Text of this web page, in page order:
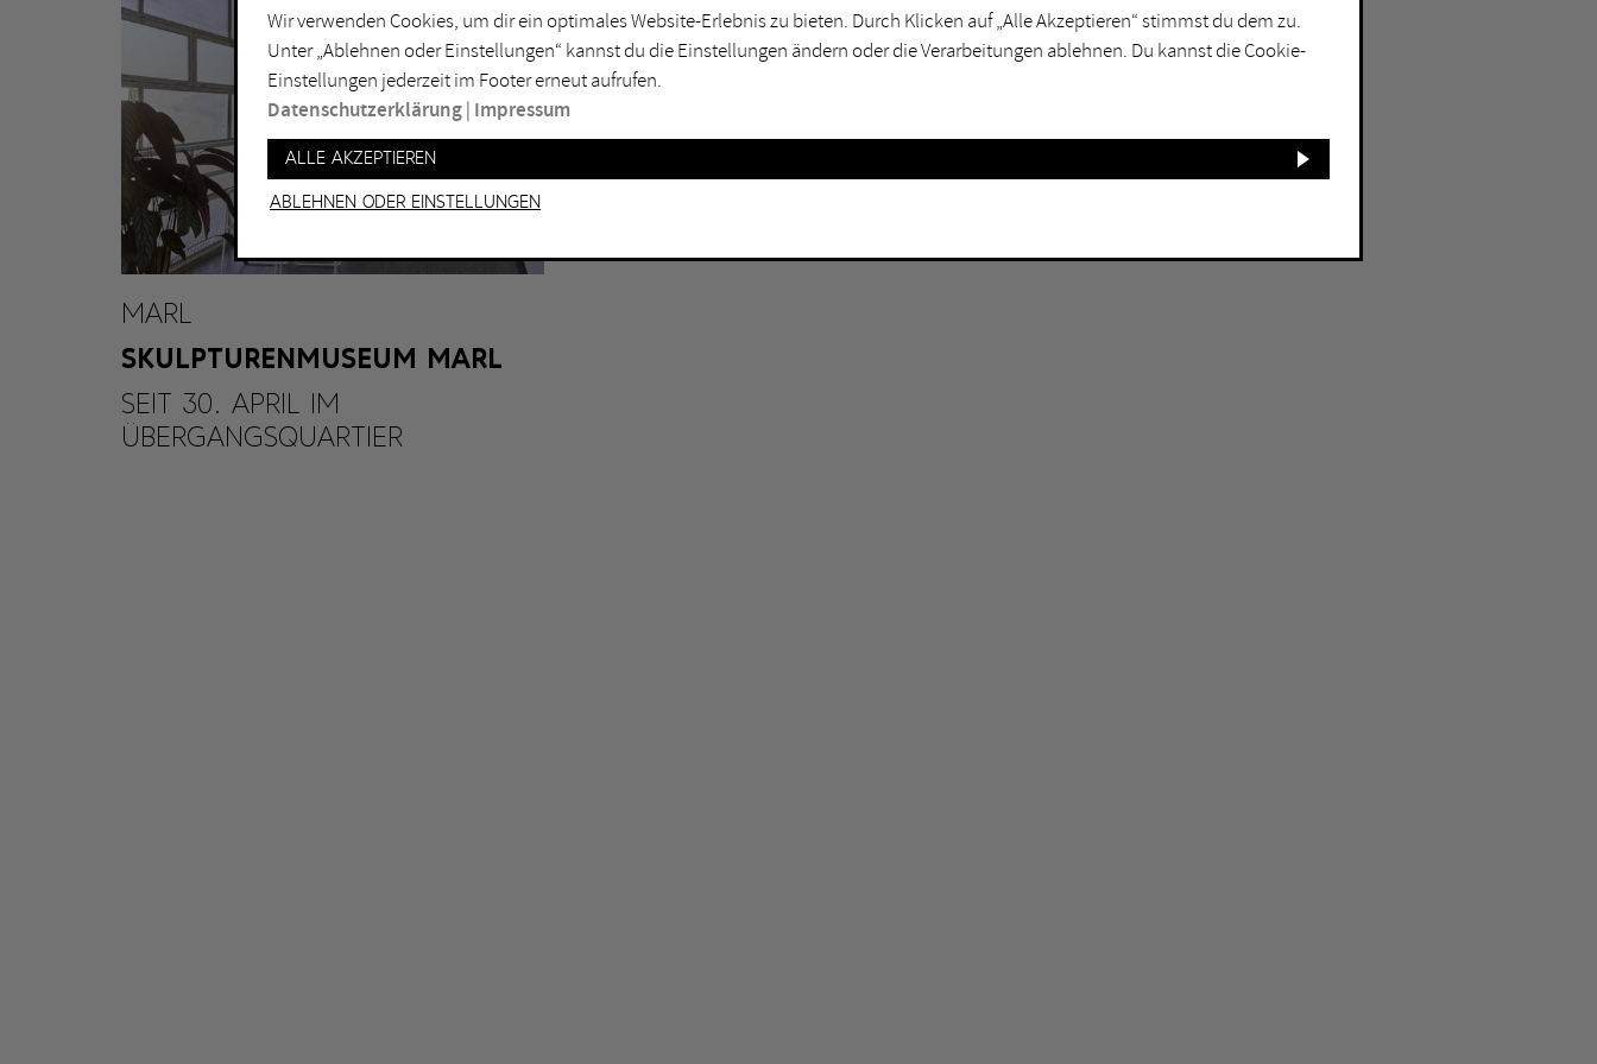
Lichtkunst
Performance
Skulptur
Duisburg
Essen
Hagen
Hamm
Mülheim an der Ruhr
Oberhausen
Unna
Witten
MARL
SKULPTURENMUSEUM MARL
SEIT 30. APRIL IM
ÜBERGANGSQUARTIER
Wir verwenden Cookies, um dir ein optimales Website-Erlebnis zu bieten. Durch Klicken auf „Alle Akzeptieren“ stimmst du dem zu.
Unter „Ablehnen oder Einstellungen“ kannst du die Einstellungen ändern oder die Verarbeitungen ablehnen. Du kannst die Cookie-
Einstellungen jederzeit im Footer erneut aufrufen.
Datenschutzerklärung| Impressum
Alle akzeptieren
Ablehnen oder Einstellungen